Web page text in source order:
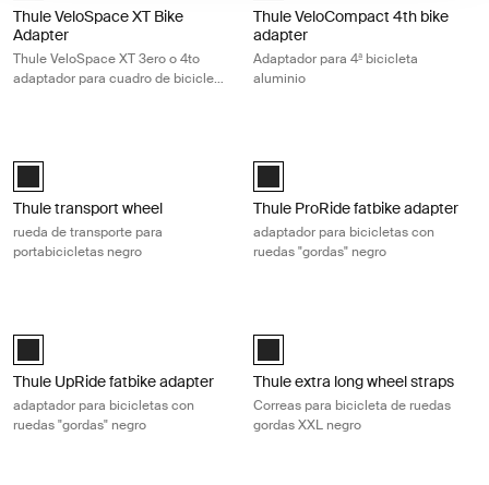
Thule VeloSpace XT Bike
Adapter
Thule VeloSpace XT 3ero o 4to
adaptador para cuadro de bicicleta
Thule VeloCompact 4th bike
adapter
Adaptador para 4ª bicicleta
aluminio
Thule transport wheel Negro (selected)
Thule transport wheel
rueda de transporte para
portabicicletas negro
Thule ProRide fatbike adapter
Thule ProRide fatbike adapter
adaptador para bicicletas con
ruedas "gordas" negro
Thule UpRide fatbike adapter Negro (selected)
Thule UpRide fatbike adapter
adaptador para bicicletas con
ruedas "gordas" negro
Black (selected)
Thule extra long wheel straps
Correas para bicicleta de ruedas
gordas XXL negro